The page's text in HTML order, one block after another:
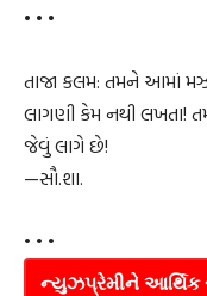
• • •
તાજા કલમ: તમને આમાં
લાગણી કેમ નથી લખતા!
જેવું લાગે છે!
—સૌ.શા.
• • •
ન્યુઝપ્રેમીને આર્થિક